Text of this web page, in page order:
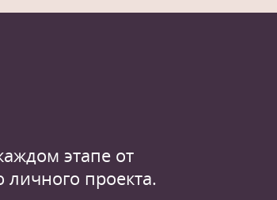
этапе от
проекта.